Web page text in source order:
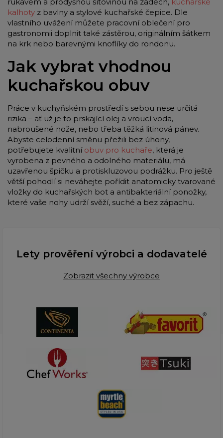
kalhoty z bavlny a stylové kuchařské čepice. Dle
vlastního uvážení můžete pracovní oblečení pro
gastronomii doplnit také zástěrou, originálním šátkem
na krk nebo barevnými knoflíky do rondonu.
Jak vybrat vhodnou
kuchařskou obuv
Práce v kuchyňském prostředí s sebou nese určitá
rizika – ať už je to prskající olej a vroucí voda,
nabroušené nože, nebo třeba těžká litinová pánev.
Abyste celodenní směnu přežili bez úhony,
potřebujete kvalitní obuv pro kuchaře, která je
vyrobena z pevného a odolného materiálu, má
uzavřenou špičku a protiskluzovou podrážku. Pro ještě
větší pohodlí si neváhejte pořídit anatomicky tvarované
vložky do kuchařských bot a antibakteriální ponožky,
které vaše nohy udrží svěží, suché a bez zápachu.
Lety prověření výrobci a dodavatelé
Zobrazit všechny výrobce